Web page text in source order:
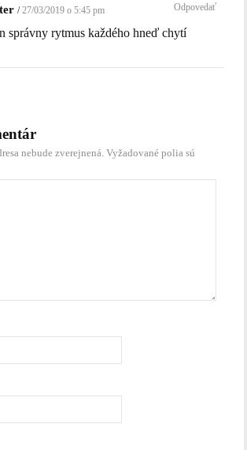
27/03/2019 o 5:45 pm
správny rytmus každého hneď chytí
Odpovedať
nebude zverejnená. Vyžadované polia sú